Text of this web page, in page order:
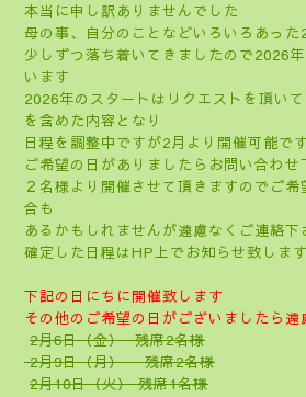
本当に申し訳ありませんでした
母の事、自分のことなどいろいろあっ
少しずつ落ち着いてきましたので2026
います
2026年のスタートはリクエストを頂い
を含めた内容となり
日程を調整中ですが2月より開催可能で
ご希望の日がありましたらお問い合わせ
２名様より開催させて頂きますのでご
合も
あるかもしれませんが遠慮なくご連絡下
確定した日程はHP上でお知らせ致します
下記の日にちに開催致します
その他の ご希望の日がございましたら遠
2月6日（金） 残席2名様
2月9日（月） 残席2名様
2月10日（火） 残席1名様